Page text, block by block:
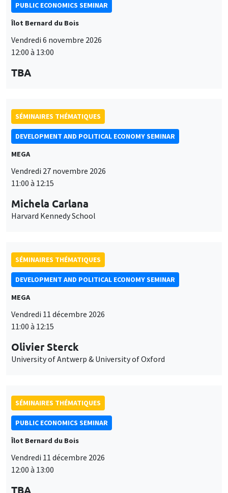
DEVELOPMENT AND POLITICAL ECONOMY SEMINAR
MEGA
Vendredi 27 novembre 2026
11:00 à 12:15
Michela Carlana
SÉMINAIRES THÉMATIQUES
DEVELOPMENT AND POLITICAL ECONOMY SEMINAR
MEGA
Vendredi 11 décembre 2026
11:00 à 12:15
Olivier Sterck
SÉMINAIRES THÉMATIQUES
PUBLIC ECONOMICS SEMINAR
Îlot Bernard du Bois
Vendredi 11 décembre 2026
12:00 à 13:00
TBA
SÉMINAIRES THÉMATIQUES
PUBLIC ECONOMICS SEMINAR
Îlot Bernard du Bois
Vendredi 22 janvier 2027
12:00 à 13:00